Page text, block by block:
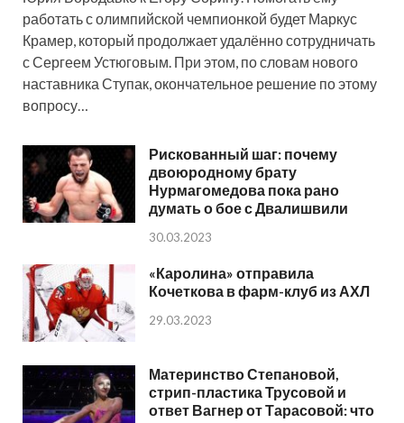
работать с олимпийской чемпионкой будет Маркус
Крамер, который продолжает удалённо сотрудничать
с Сергеем Устюговым. При этом, по словам нового
наставника Ступак, окончательное решение по этому
вопросу…
Рискованный шаг: почему
двоюродному брату
Нурмагомедова пока рано
думать о бое с Двалишвили
30.03.2023
«Каролина» отправила
Кочеткова в фарм-клуб из АХЛ
29.03.2023
Материнство Степановой,
стрип-пластика Трусовой и
ответ Вагнер от Тарасовой: что